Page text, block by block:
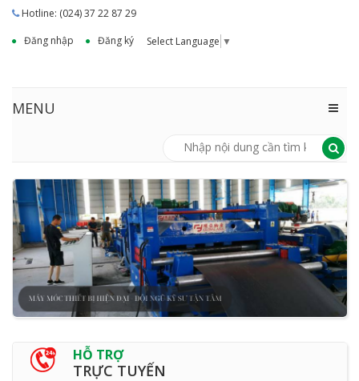
Hotline: (024) 37 22 87 29
Đăng nhập
Đăng ký Select Language ▼
MENU
HỖ TRỢ
TRỰC TUYẾN